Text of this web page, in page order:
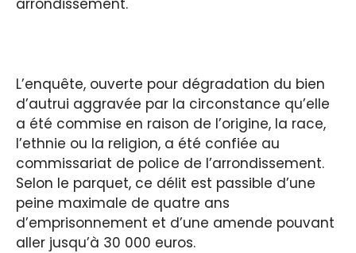
L’enquête, ouverte pour dégradation du bien
d’autrui aggravée par la circonstance qu’elle
a été commise en raison de l’origine, la race,
l’ethnie ou la religion, a été confiée au
commissariat de police de l’arrondissement.
Selon le parquet, ce délit est passible d’une
peine maximale de quatre ans
d’emprisonnement et d’une amende pouvant
aller jusqu’à 30 000 euros.